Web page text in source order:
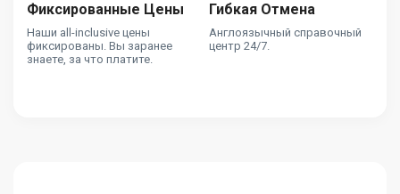
Фиксированные Цены
Наши all-inclusive цены
фиксированы. Вы заранее
знаете, за что платите.
Гибкая Отмена
Англоязычный справочный
центр 24/7.